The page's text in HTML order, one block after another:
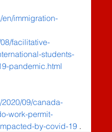
immigration-
facilitative-
students-
pandemic.html
2020/09/canada-
work-permit-
by-covid-19 .